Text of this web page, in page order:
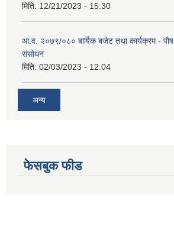
मिति: 12/21/2023 - 15:30
आ.व. २०७९/०८० बार्षिक बजेट तथा कार्यक्रम - पौष
संसोधन
मिति: 02/03/2023 - 12:04
अन्य
फेसबुक फीड